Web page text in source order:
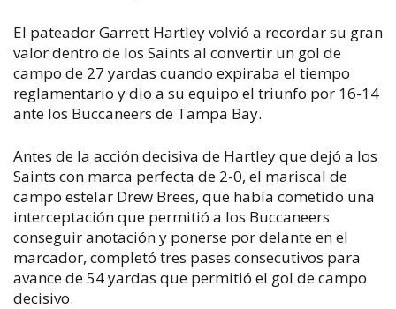
El pateador Garrett Hartley volvió a recordar su gran
valor dentro de los Saints al convertir un gol de
campo de 27 yardas cuando expiraba el tiempo
reglamentario y dio a su equipo el triunfo por 16-14
ante los Buccaneers de Tampa Bay.
Antes de la acción decisiva de Hartley que dejó a los
Saints con marca perfecta de 2-0, el mariscal de
campo estelar Drew Brees, que había cometido una
interceptación que permitió a los Buccaneers
conseguir anotación y ponerse por delante en el
marcador, completó tres pases consecutivos para
avance de 54 yardas que permitió el gol de campo
decisivo.